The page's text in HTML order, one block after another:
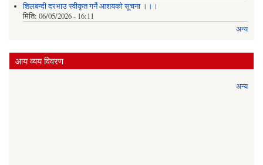
शिलबन्दी दरभाउ स्वीकृत गर्ने आशयको सूचना ।।।
मिति: 06/05/2026 - 16:11
अन्य
आय व्यय विवरण
अन्य